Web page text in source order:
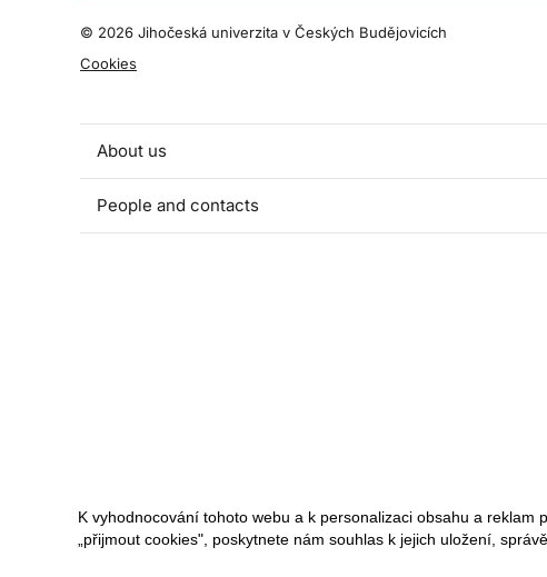
© 2026 Jihočeská univerzita v Českých Budějovicích
Cookies
About us
People and contacts
K vyhodnocování tohoto webu a k personalizaci obsahu a reklam
„přijmout cookies", poskytnete nám souhlas k jejich uložení,